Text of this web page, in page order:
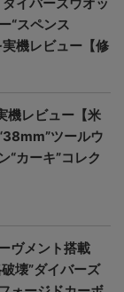
“スペンス
機レビュー【修
機レビュー【米
ツールウ
“カーキ”コレク
ヴメント搭載
壊”ダイバーズ